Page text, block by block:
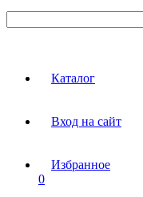
Каталог
Вход на сайт
Избранное
0